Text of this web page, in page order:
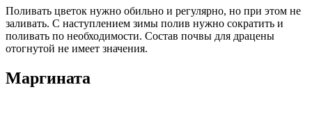
Поливать цветок нужно обильно и регулярно, но при этом не
заливать. С наступлением зимы полив нужно сократить и
поливать по необходимости. Состав почвы для драцены
отогнутой не имеет значения.
Маргината